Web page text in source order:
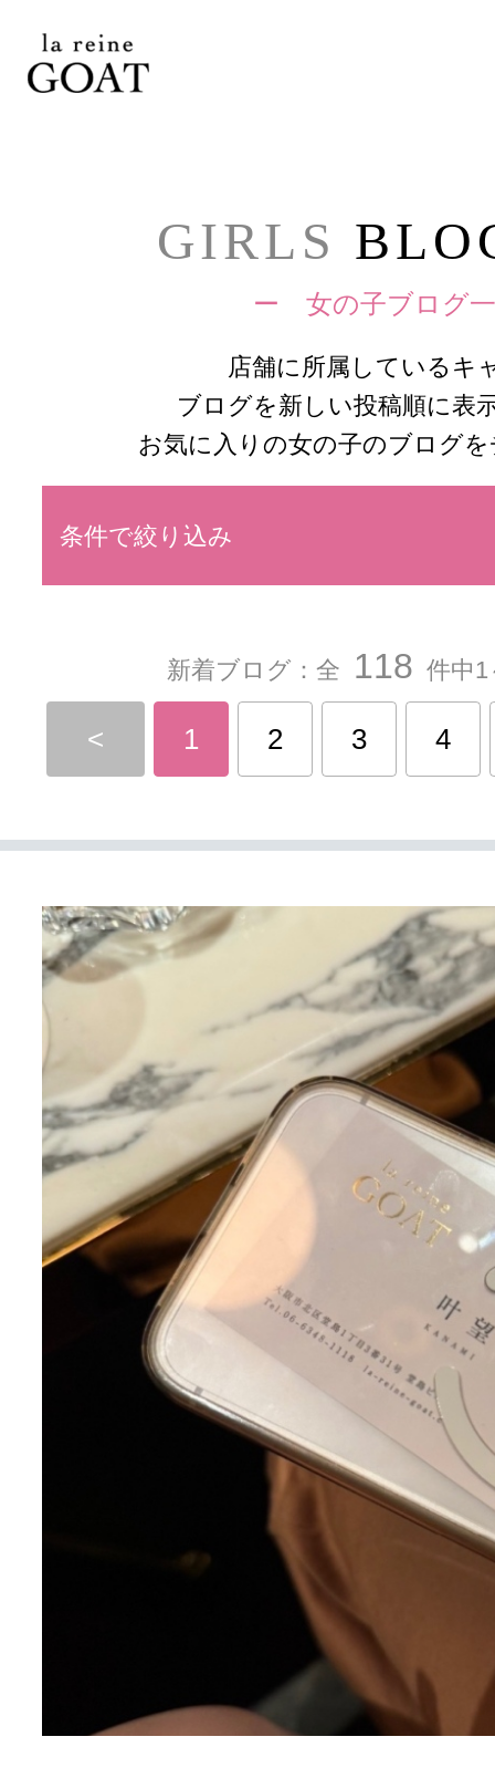
GIRLS
ー 女の子ブログ
店舗に所属しているキ
ブログを新しい投稿順に表
お気に入りの女の子のブログ
条件で絞り込み
新着ブログ：全 118 件中1
< 1 2 3 4